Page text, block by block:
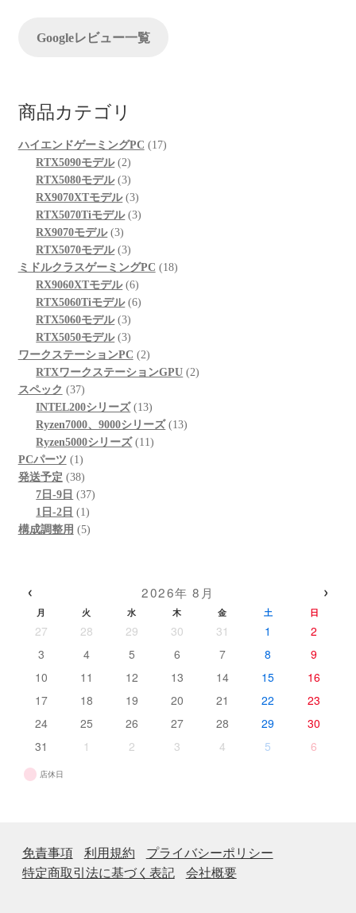
ンGoogleレビュー一覧
商品カテゴリ
ハイエンドゲーミングPC 1717
RTX5090モデル 22
個
の
商
RTX5080モデル 33
個
の
品
RX9070XTモデル 33
個
品
RTX5070Tiモデル 33
商
品
RX9070モデル 33
個
の
商
品
RTX5070モデル 33
個
の
商
品
ミドルクラスゲーミングPC 1818
RX9060XTモデル 66
個
品
RTX5060Tiモデル 66
商
品
RTX5060モデル 33
個
の
商
RTX5050モデル 33
個
の
品
ワークステーションPC 22
個
商
品
RTXワークステーションGPU 22
スペック 3737
個
の
商
品
INTEL200シリーズ 1313
個
の
Ryzen7000、9000シリーズ 1313
Ryzen5000シリーズ 1111
PCパーツ 11
個
の
商
品
発送予定 3838
個
の
商
7日-9日 3737
1日-2日 11
個
構成調整用 55
‹ 2026年 8月 ›
月 火 水 木 金 土 日
27 28 29 30 31 1
2
3
4 5 6 7 8
9
10
11 12 13 14 15
16
17
18 19 20 21 22
23
24
25 26 27 28 29
30
31
1 2 3 4 5 6
店休日
免責事項 利用規約
プライバシーポリシー
特定商取引法に基づく表記
会社概要